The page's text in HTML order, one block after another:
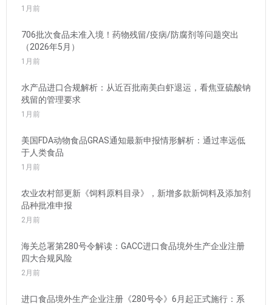
1月前
706批次食品未准入境！药物残留/疫病/防腐剂等问题突出
（2026年5月）
1月前
水产品进口合规解析：从近百批南美白虾退运，看焦亚硫酸钠
残留的管理要求
1月前
美国FDA动物食品GRAS通知最新申报情形解析：通过率远低
于人类食品
1月前
农业农村部更新《饲料原料目录》，新增多款新饲料及添加剂
品种批准申报
2月前
海关总署第280号令解读：GACC进口食品境外生产企业注册
四大合规风险
2月前
进口食品境外生产企业注册《280号令》6月起正式施行：系